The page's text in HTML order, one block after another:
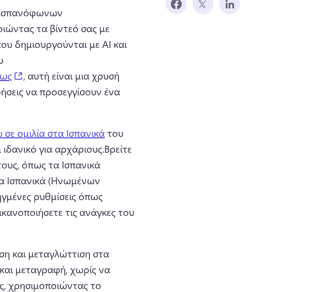
ισπανόφωνων
τα βίντεό σας με
δημιουργούνται με AI και
(opens in a new tab)
, αυτή είναι μια χρυσή
να προσεγγίσουν ένα
ομιλία στα Ισπανικά του
για αρχάριους.Βρείτε
όπως τα Ισπανικά
Ισπανικά (Ηνωμένων
ρυθμίσεις όπως
τις ανάγκες του
και μεταγλώττιση στα
μεταγραφή, χωρίς να
χρησιμοποιώντας το